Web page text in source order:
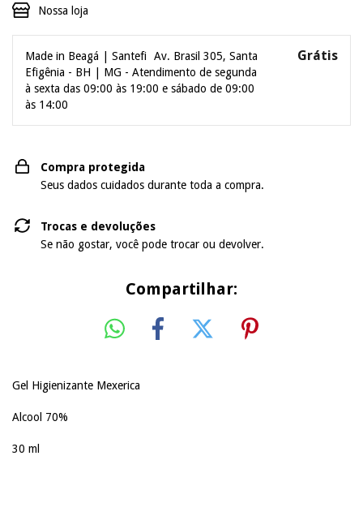
Nossa loja
Made in Beagá | Santefi Av. Brasil 305, Santa
Efigênia - BH | MG - Atendimento de segunda
à sexta das 09:00 às 19:00 e sábado de 09:00
às 14:00
Grátis
Compra protegida
Seus dados cuidados durante toda a compra.
Trocas e devoluções
Se não gostar, você pode trocar ou devolver.
Compartilhar:
Gel Higienizante Mexerica
Alcool 70%
30 ml